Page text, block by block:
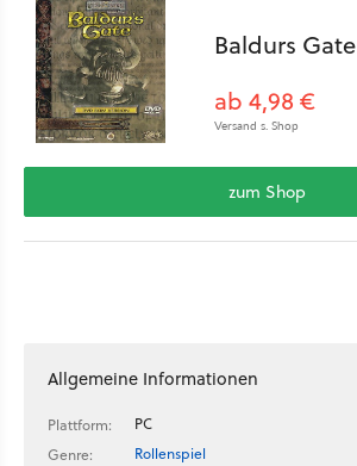
Baldurs Gate
ab 4,98 €
Versand s. Shop
zum Shop
Allgemeine Informationen
Plattform:
PC
Genre:
Rollenspiel